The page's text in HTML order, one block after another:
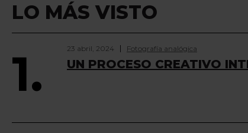
LO MÁS VISTO
1. 23 abril, 2024 Fotografía analógica
UN PROCESO CREATIVO